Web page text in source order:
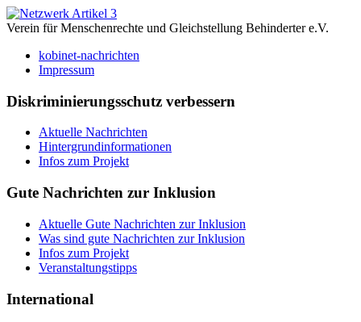
Verein für Menschenrechte und Gleichstellung Behinderter e.V.
kobinet-nachrichten
Impressum
Diskriminierungsschutz verbessern
Aktuelle Nachrichten
Hintergrundinformationen
Infos zum Projekt
Gute Nachrichten zur Inklusion
Aktuelle Gute Nachrichten zur Inklusion
Was sind gute Nachrichten zur Inklusion
Infos zum Projekt
Veranstaltungstipps
International